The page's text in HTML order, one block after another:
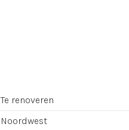
Te renoveren
Noordwest